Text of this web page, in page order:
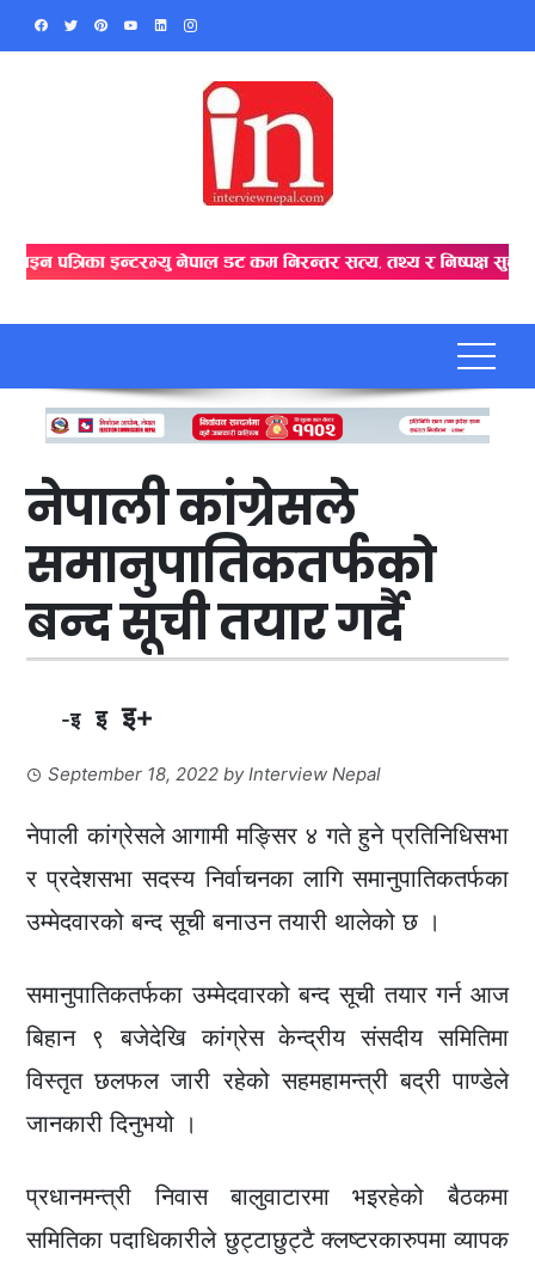
Skip
नेपाली कांग्रेसले
समानुपातिकतर्फको
बन्द सूची तयार गर्दै
-इ इ इ+
September 18, 2022 byInterview Nepal
नेपाली कांग्रेसले आगामी मङ्सिर ४ गते हुने प्रतिनिधिसभा
र प्रदेशसभा सदस्य निर्वाचनका लागि समानुपातिकतर्फका
उम्मेदवारको बन्द सूची बनाउन तयारी थालेको छ ।
समानुपातिकतर्फका उम्मेदवारको बन्द सूची तयार गर्न आज
बिहान ९ बजेदेखि कांग्रेस केन्द्रीय संसदीय समितिमा
विस्तृत छलफल जारी रहेको सहमहामन्त्री बद्री पाण्डेले
जानकारी दिनुभयो ।
प्रधानमन्त्री निवास बालुवाटारमा भइरहेको बैठकमा
समितिका पदाधिकारीले छुट्टाछुट्टै क्लष्टरकारुपमा व्यापक